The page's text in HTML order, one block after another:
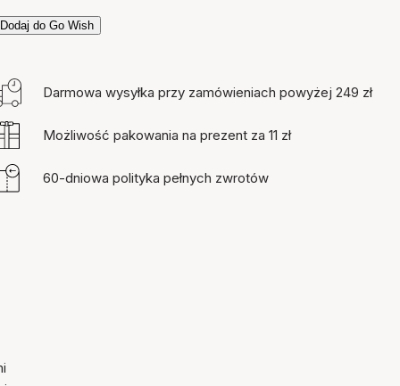
Dodaj do Go Wish
Darmowa wysyłka przy zamówieniach powyżej 249 zł
Możliwość pakowania na prezent za 11 zł
60-dniowa polityka pełnych zwrotów